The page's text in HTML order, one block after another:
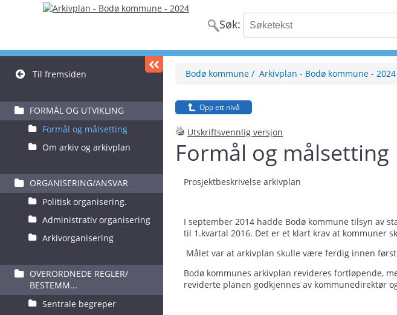
Søk:
Til fremsiden
FORMÅL OG UTVIKLING
Formål og målsetting
Om arkiv og arkivplan
ORGANISERING/ANSVAR
Politisk organisering.
Administrativ organisering
Arkivorganisering
OVERORDNEDE REGLER/
BESTEMM...
Sentrale begreper
Bodø kommune Arkivplan - Bodø kommune - 2024
Opp ett nivå
Utskriftsvennlig versjon
Formål og målsetting
Prosjektbeskrivelse arkivplan
I september 2014 hadde Bodø kommune tilsyn av
til 1.kvartal 2016. Det er et klart krav at kommuner
Målet var at arkivplan skulle være ferdig innen
Bodø kommunes arkivplan revideres fortløpende,
reviderte planen godkjennes av kommunedirektør